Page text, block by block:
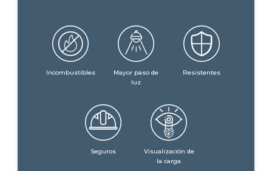
Incombustibles
Mayor paso de
luz
Resistentes
Seguros
Visualización de
la carga